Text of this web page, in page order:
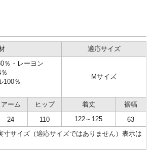
適応サイズ
％・レーヨン
100％
Mサイズ
アーム ヒップ 着丈
裾幅
24 110 122～125
63
寸サイズ（適応サイズではありません）表示は